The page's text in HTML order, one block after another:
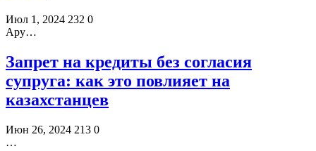
Июл 1, 2024 232 0
Ару…
Запрет на кредиты без согласия
супруга: как это повлияет на
казахстанцев
Июн 26, 2024 213 0
…